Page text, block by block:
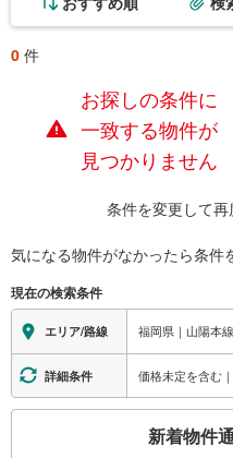
0 件
お探しの条件に
一致する物件が
見つかりません
条件を変更して再
気になる物件がなかったら条件
現在の検索条件
エリア/路線 福岡県｜山陽本
詳細条件 価格未定を含む
新着物件